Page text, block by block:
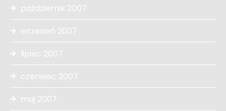
październik 2007
wrzesień 2007
lipiec 2007
czerwiec 2007
maj 2007